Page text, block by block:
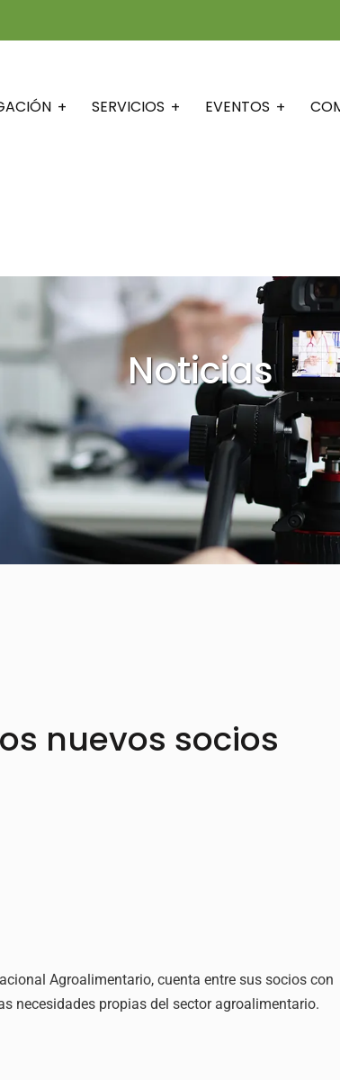
SERVICIOS EVENTOS
Noticias
nuevos socios
Agroalimentario, cuenta entre sus socios con
necesidades propias del sector agroalimentario.